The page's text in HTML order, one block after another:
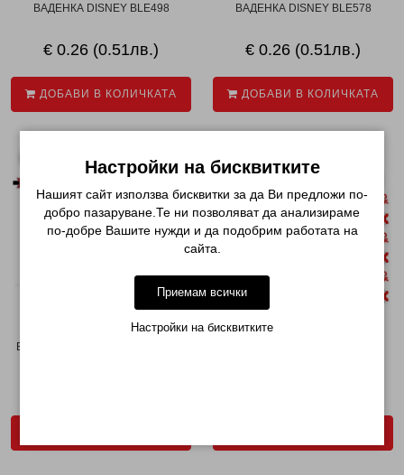
ВАДЕНКА DISNEY BLE498
€ 0.26 (0.51лв.)
ДОБАВИ В КОЛИЧКАТА
ВАДЕНКА DISNEY BLE578
€ 0.26 (0.51лв.)
ДОБАВИ В КОЛИЧКАТА
ВАДЕНКА DISNEY M+94 МИКИ И
Настройки на бисквитките
Нашият сайт използва бисквитки за да Ви предложи по-
добро пазаруване.Те ни позволяват да анализираме
по-добре Вашите нужди и да подобрим работата на
сайта.
Приемам всички
Настройки на бисквитките